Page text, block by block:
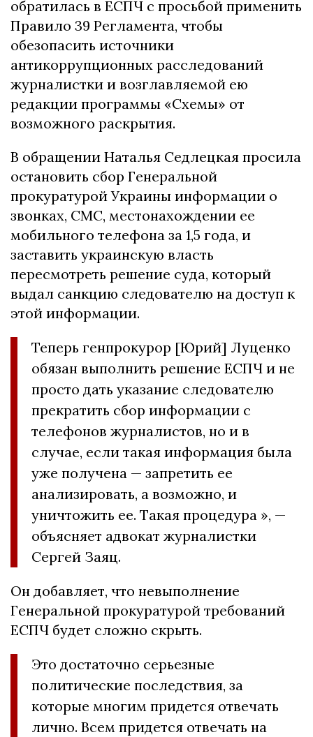
обратилась в ЕСПЧ с просьбой применить
Правило 39 Регламента, чтобы
обезопасить источники
антикоррупционных расследований
журналистки и возглавляемой ею
редакции программы «Схемы» от
возможного раскрытия.
В обращении Наталья Седлецкая просила
остановить сбор Генеральной
прокуратурой Украины информации о
звонках, СМС, местонахождении ее
мобильного телефона за 1,5 года, и
заставить украинскую власть
пересмотреть решение суда, который
выдал санкцию следователю на доступ к
этой информации.
Теперь генпрокурор [Юрий] Луценко
обязан выполнить решение ЕСПЧ и не
просто дать указание следователю
прекратить сбор информации с
телефонов журналистов, но и в
случае, если такая информация была
уже получена — запретить ее
анализировать, а возможно, и
уничтожить ее. Такая процедура », —
объясняет адвокат журналистки
Сергей Заяц.
Он добавляет, что невыполнение
Генеральной прокуратурой требований
ЕСПЧ будет сложно скрыть.
Это достаточно серьезные
политические последствия, за
которые многим придется отвечать
лично. Всем придется отвечать на